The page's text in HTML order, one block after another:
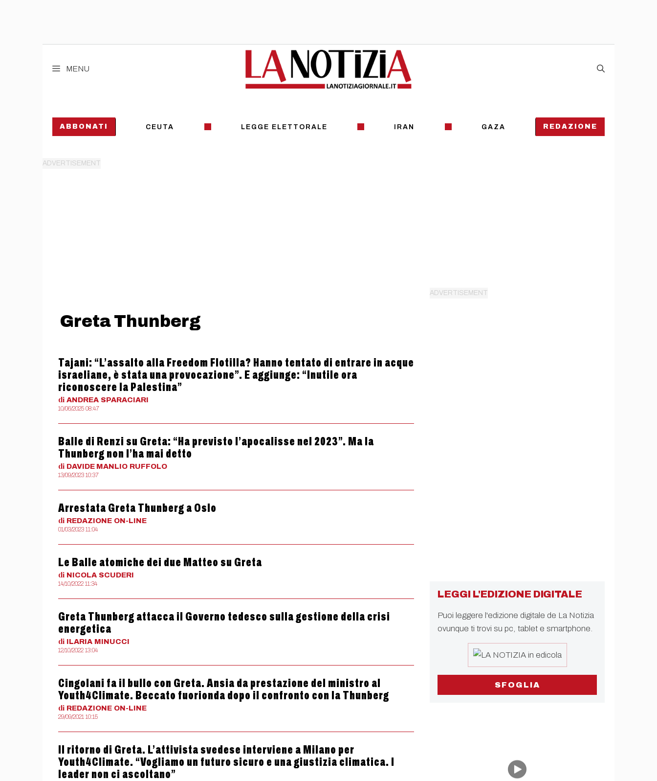
MENU
ABBONATI CEUTA LEGGE ELETTORALE IRAN GAZA REDAZIONE
Greta Thunberg
Tajani: “L’assalto alla Freedom Flotilla? Hanno tentato di entrare in acque
israeliane, è stata una provocazione”. E aggiunge: “Inutile ora
riconoscere la Palestina”
di ANDREA SPARACIARI
10/06/2025 08:47
Balle di Renzi su Greta: “Ha previsto l’apocalisse nel 2023”. Ma la
Thunberg non l’ha mai detto
di DAVIDE MANLIO RUFFOLO
13/09/2023 10:37
Arrestata Greta Thunberg a Oslo
di REDAZIONE ON-LINE
01/03/2023 11:04
Le Balle atomiche dei due Matteo su Greta
di NICOLA SCUDERI
14/10/2022 11:34
Greta Thunberg attacca il Governo tedesco sulla gestione della crisi
energetica
di ILARIA MINUCCI
12/10/2022 13:04
Cingolani fa il bullo con Greta. Ansia da prestazione del ministro al
Youth4Climate. Beccato fuorionda dopo il confronto con la Thunberg
di REDAZIONE ON-LINE
29/09/2021 10:15
Il ritorno di Greta. L’attivista svedese interviene a Milano per
Youth4Climate. “Vogliamo un futuro sicuro e una giustizia climatica. I
leader non ci ascoltano”
LEGGI L'EDIZIONE DIGITALE
Puoi leggere l'edizione digitale de La Notizia
ovunque ti trovi su pc, tablet e smartphone.
SFOGLIA